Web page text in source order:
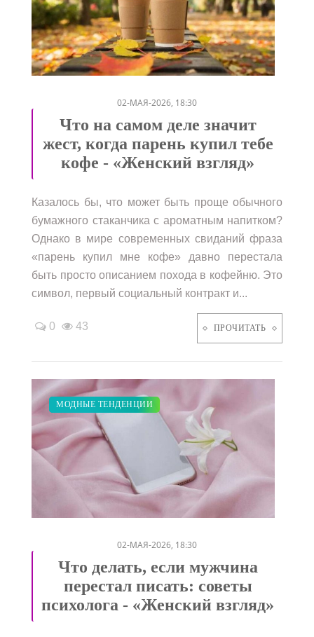
/////
02-МАЯ-2026, 18:30
Что на самом деле значит
жест, когда парень купил тебе
кофе - «Женский взгляд»
Казалось бы, что может быть проще обычного
бумажного стаканчика с ароматным напитком?
Однако в мире современных свиданий фраза
«парень купил мне кофе» давно перестала
быть просто описанием похода в кофейню. Это
символ, первый социальный контракт и...
0 43 ПРОЧИТАТЬ
ЗАКУПКИ ПО МОДЕ
ПОКАЗЫ
МОДНЫЕ ТЕНДЕНЦИИ
02-МАЯ-2026, 18:30
Что делать, если мужчина
перестал писать: советы
психолога - «Женский взгляд»